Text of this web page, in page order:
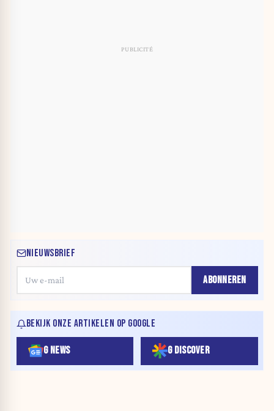
NIEUWSBRIEF
ABONNEREN
BEKIJK ONZE ARTIKELEN OP GOOGLE
G NEWS G DISCOVER